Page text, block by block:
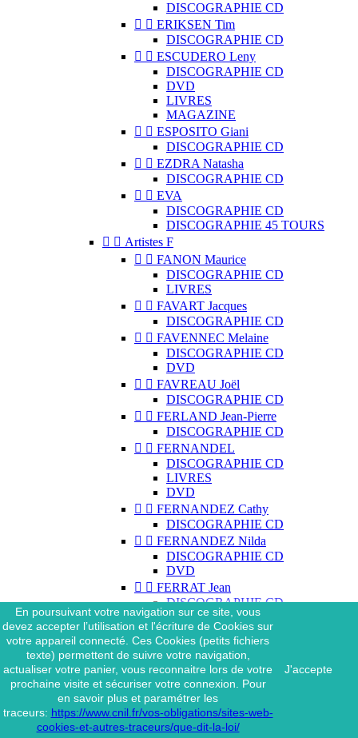
DISCOGRAPHIE CD
  ERIKSEN Tim
DISCOGRAPHIE CD
  ESCUDERO Leny
DISCOGRAPHIE CD
DVD
LIVRES
MAGAZINE
  ESPOSITO Giani
DISCOGRAPHIE CD
  EZDRA Natasha
DISCOGRAPHIE CD
  EVA
DISCOGRAPHIE CD
DISCOGRAPHIE 45 TOURS
  Artistes F
  FANON Maurice
DISCOGRAPHIE CD
LIVRES
  FAVART Jacques
DISCOGRAPHIE CD
  FAVENNEC Melaine
DISCOGRAPHIE CD
DVD
  FAVREAU Joël
DISCOGRAPHIE CD
  FERLAND Jean-Pierre
DISCOGRAPHIE CD
  FERNANDEL
DISCOGRAPHIE CD
LIVRES
DVD
  FERNANDEZ Cathy
DISCOGRAPHIE CD
  FERNANDEZ Nilda
DISCOGRAPHIE CD
DVD
  FERRAT Jean
DISCOGRAPHIE CD
DISCOGRAPHIE 45 TOURS
DISCOGRAPHIE 33 TOURS
DVD
MAGAZINE
  FERRAT Jean & SES
INTERPRÈTES
DISCOGRAPHIE CD
  FERRÉ Léo
En poursuivant votre navigation sur ce site, vous
devez accepter l’utilisation et l'écriture de Cookies sur
votre appareil connecté. Ces Cookies (petits fichiers
texte) permettent de suivre votre navigation,
actualiser votre panier, vous reconnaitre lors de votre
prochaine visite et sécuriser votre connexion. Pour
en savoir plus et paramétrer les
traceurs: https://www.cnil.fr/vos-obligations/sites-web-
cookies-et-autres-traceurs/que-dit-la-loi/
J'accepte